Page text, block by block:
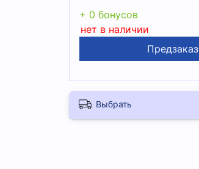
+ 0 бонусов
нет в наличии
Предзаказ
Выбрать